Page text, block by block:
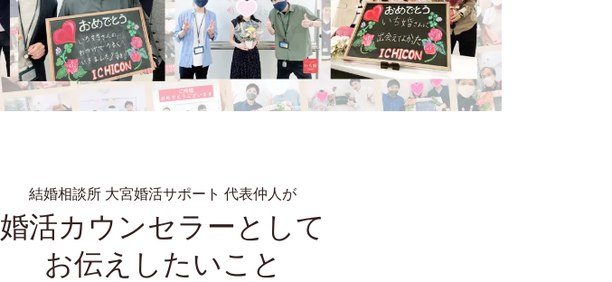
結婚相談所 大宮婚活サポート 代表仲人が
婚活カウンセラーとして
お伝えしたいこと